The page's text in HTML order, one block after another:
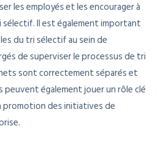
les employés et les encourager à
Il est également important
du tri sélectif au sein de
de superviser le processus de tri
sont correctement séparés et
peuvent également jouer un rôle clé
promotion des initiatives de